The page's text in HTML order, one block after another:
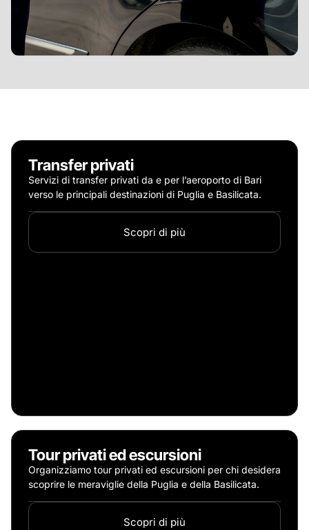
Transfer privati
Servizi di transfer privati da e per l’aeroporto di Bari
verso le principali destinazioni di Puglia e Basilicata.
Scopri di più
Tour privati ed escursioni
Organizziamo tour privati ed escursioni per chi desidera
scoprire le meraviglie della Puglia e della Basilicata.
Scopri di più